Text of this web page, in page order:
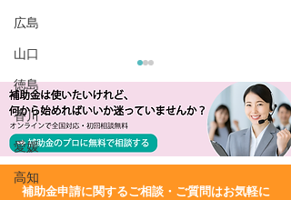
広島
山口
徳島
香川
愛媛
高知
​補助金申請に関するご相談・ご質問はお気軽に